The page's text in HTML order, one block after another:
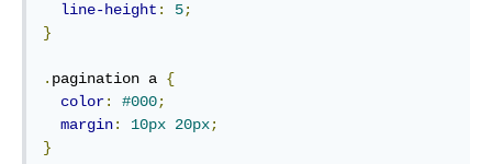
line-height : 5;
}
. pagination a {
color: #000;
margin: 10px 20px;
}